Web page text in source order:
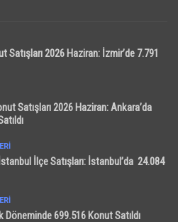
Satışları 2026 Haziran: İzmir’de 7.791
Satışları 2026 Haziran: Ankara’da
İlçe Satışları: İstanbul’da 24.084
Döneminde 699.516 Konut Satıldı